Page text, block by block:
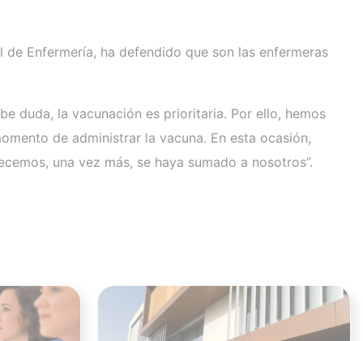
Enfermería, ha defendido que son las enfermeras
duda, la vacunación es prioritaria. Por ello, hemos
de administrar la vacuna. En esta ocasión,
una vez más, se haya sumado a nosotros”.
Ver noticia Ver noticia